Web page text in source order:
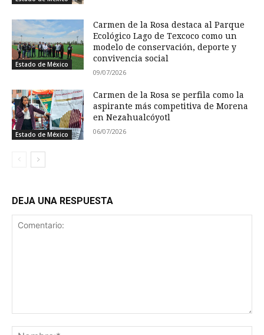
Estado de México
Carmen de la Rosa destaca al Parque
Ecológico Lago de Texcoco como un
modelo de conservación, deporte y
convivencia social
09/07/2026
Estado de México
Carmen de la Rosa se perfila como la
aspirante más competitiva de Morena
en Nezahualcóyotl
06/07/2026
DEJA UNA RESPUESTA